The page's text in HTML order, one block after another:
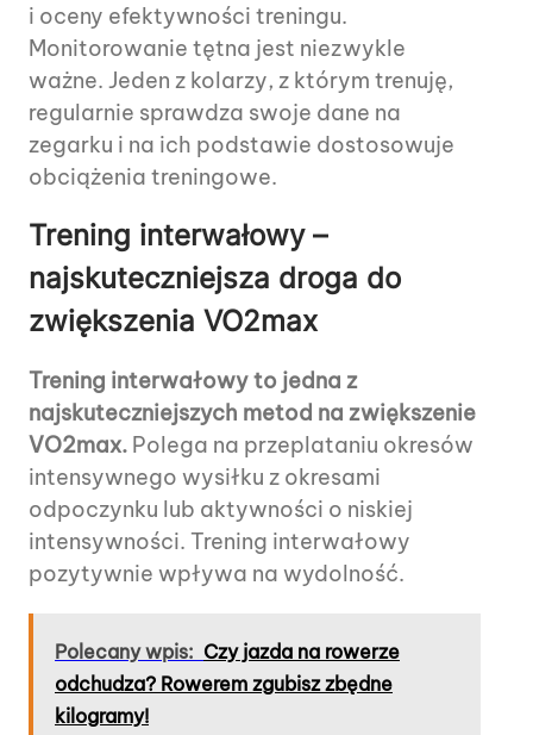
i oceny efektywności treningu.
Monitorowanie tętna jest niezwykle
ważne. Jeden z kolarzy, z którym trenuję,
regularnie sprawdza swoje dane na
zegarku i na ich podstawie dostosowuje
obciążenia treningowe.
Trening interwałowy –
najskuteczniejsza droga do
zwiększenia VO2max
Trening interwałowy to jedna z
najskuteczniejszych metod na zwiększenie
VO2max. Polega na przeplataniu okresów
intensywnego wysiłku z okresami
odpoczynku lub aktywności o niskiej
intensywności. Trening interwałowy
pozytywnie wpływa na wydolność.
Polecany wpis: Czy jazda na rowerze
odchudza? Rowerem zgubisz zbędne
kilogramy!